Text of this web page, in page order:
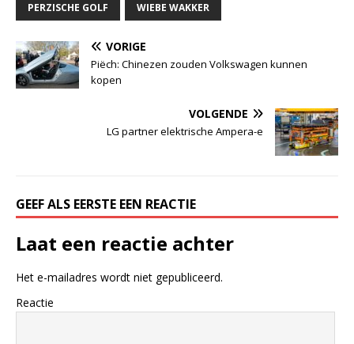
PERZISCHE GOLF WIEBE WAKKER
VORIGE
Piëch: Chinezen zouden Volkswagen kunnen
kopen
VOLGENDE
LG partner elektrische Ampera-e
GEEF ALS EERSTE EEN REACTIE
Laat een reactie achter
Het e-mailadres wordt niet gepubliceerd.
Reactie